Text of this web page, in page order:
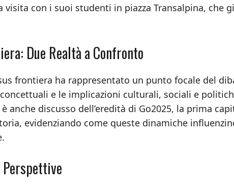
con i suoi studenti in piazza Transalpina, che
Due Realtà a Confronto
frontiera ha rappresentato un punto focale del
e le implicazioni culturali, sociali e
anche discusso dell’eredità di Go2025, la prima
evidenziando come queste dinamiche